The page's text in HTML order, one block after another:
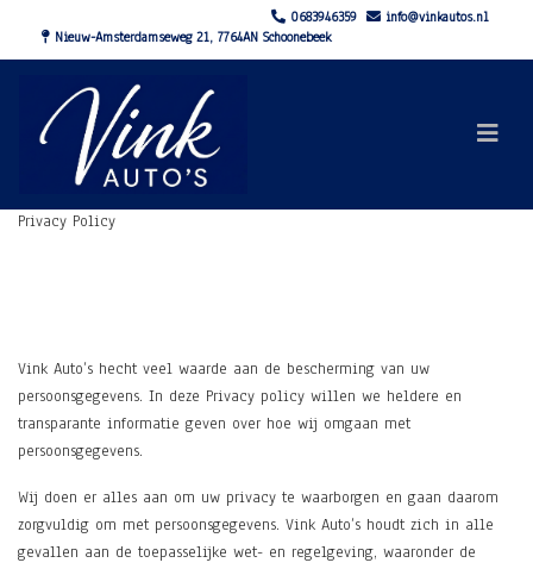
0683946359
info@vinkautos.nl
Nieuw-Amsterdamseweg 21, 7764AN Schoonebeek
Privacy Policy
Vink Auto’s hecht veel waarde aan de bescherming van uw
persoonsgegevens. In deze Privacy policy willen we heldere en
transparante informatie geven over hoe wij omgaan met
persoonsgegevens.
Wij doen er alles aan om uw privacy te waarborgen en gaan daarom
zorgvuldig om met persoonsgegevens. Vink Auto’s houdt zich in alle
gevallen aan de toepasselijke wet- en regelgeving, waaronder de